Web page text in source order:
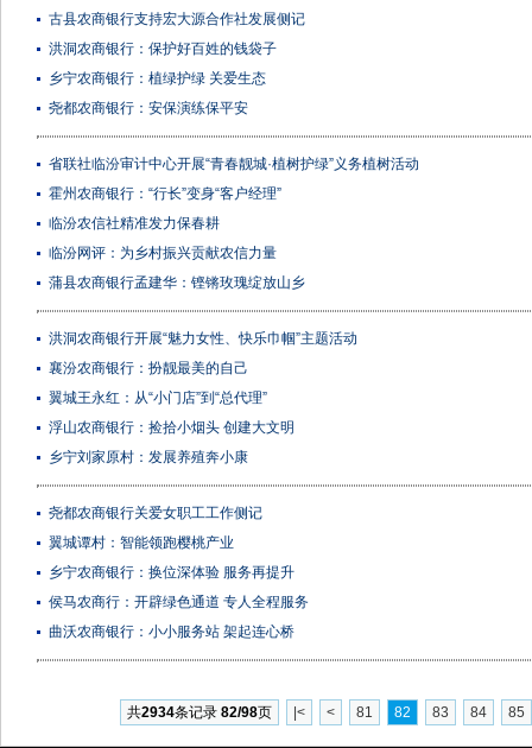
古县农商银行支持宏大源合作社发展侧记
洪洞农商银行：保护好百姓的钱袋子
乡宁农商银行：植绿护绿 关爱生态
尧都农商银行：安保演练保平安
省联社临汾审计中心开展“青春靓城·植树护绿”义务植树活动
霍州农商银行：“行长”变身“客户经理”
临汾农信社精准发力保春耕
临汾网评：为乡村振兴贡献农信力量
蒲县农商银行孟建华：铿锵玫瑰绽放山乡
洪洞农商银行开展“魅力女性、快乐巾帼”主题活动
襄汾农商银行：扮靓最美的自己
翼城王永红：从“小门店”到“总代理”
浮山农商银行：捡拾小烟头 创建大文明
乡宁刘家原村：发展养殖奔小康
尧都农商银行关爱女职工工作侧记
翼城谭村：智能领跑樱桃产业
乡宁农商银行：换位深体验 服务再提升
侯马农商行：开辟绿色通道 专人全程服务
曲沃农商银行：小小服务站 架起连心桥
|< < 81 82 83 84 85
共2934条记录 82/98页